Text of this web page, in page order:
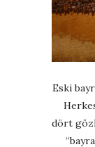
Eski
dört